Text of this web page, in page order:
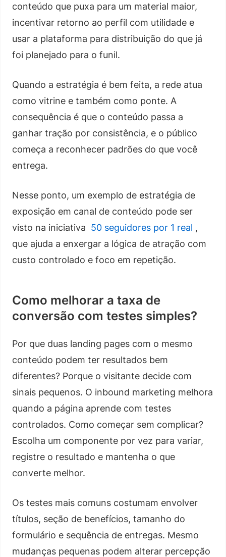
conteúdo que puxa para um material maior,
incentivar retorno ao perfil com utilidade e
usar a plataforma para distribuição do que já
foi planejado para o funil.
Quando a estratégia é bem feita, a rede atua
como vitrine e também como ponte. A
consequência é que o conteúdo passa a
ganhar tração por consistência, e o público
começa a reconhecer padrões do que você
entrega.
Nesse ponto, um exemplo de estratégia de
exposição em canal de conteúdo pode ser
visto na iniciativa 50 seguidores por 1 real ,
que ajuda a enxergar a lógica de atração com
custo controlado e foco em repetição.
Como melhorar a taxa de
conversão com testes simples?
Por que duas landing pages com o mesmo
conteúdo podem ter resultados bem
diferentes? Porque o visitante decide com
sinais pequenos. O inbound marketing melhora
quando a página aprende com testes
controlados. Como começar sem complicar?
Escolha um componente por vez para variar,
registre o resultado e mantenha o que
converte melhor.
Os testes mais comuns costumam envolver
títulos, seção de benefícios, tamanho do
formulário e sequência de entregas. Mesmo
mudanças pequenas podem alterar percepção